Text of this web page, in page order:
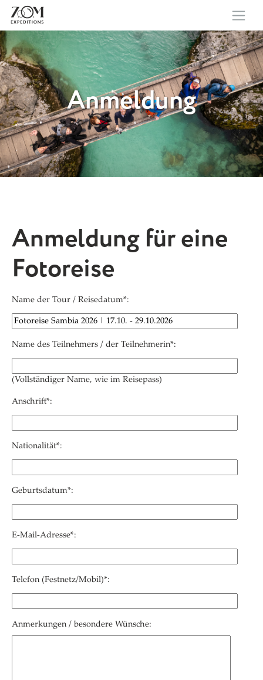
Anmeldung
Anmeldung für eine
Fotoreise
Name der Tour / Reisedatum*:
Name des Teilnehmers / der Teilnehmerin*:
(Vollständiger Name, wie im Reisepass)
Anschrift*:
Nationalität*:
Geburtsdatum*:
E-Mail-Adresse*:
Telefon (Festnetz/Mobil)*:
Anmerkungen / besondere Wünsche: